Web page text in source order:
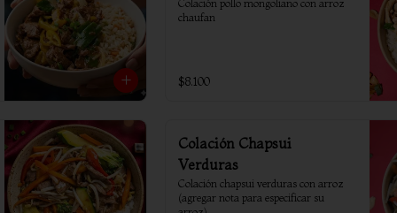
Colación pollo mongoliano con arroz
chaufan
$8.100
Colación Chapsui
Verduras
Colación chapsui verduras con arroz
(agregar nota para especificar su